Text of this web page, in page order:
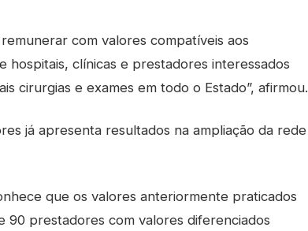
com valores compatíveis aos
clínicas e prestadores interessados
cirurgias e exames em todo o Estado”, afirmou.
já apresenta resultados na ampliação da rede
que os valores anteriormente praticados
90 prestadores com valores diferenciados